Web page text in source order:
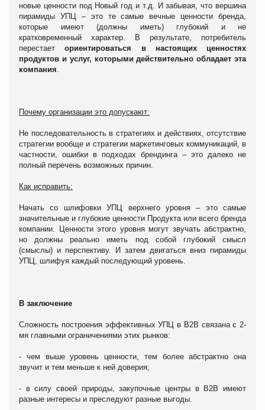
новые ценности под Новый год и т.д. И забывая, что вершина
пирамиды УПЦ – это те самые вечные ценности бренда,
которые имеют (должны иметь) глубокий и не
кратковременный характер. В результате, потребитель
перестаеториентироваться в настоящих ценностях
продуктов и услуг, которыми действительно обладает эта
компания
Почему организации это допускают:
Не последовательность в стратегиях и действиях, отсутствие
стратегии вообще и стратегии маркетинговых коммуникаций, в
частности, ошибки в подходах брендинга – это далеко не
полный перечень возможных причин.
Как исправить:
Начать со шлифовки УПЦ верхнего уровня – это самые
значительные и глубокие ценности Продукта или всего бренда
компании. Ценности этого уровня могут звучать абстрактно,
но должны реально иметь под собой глубокий смысл
(смыслы) и перспективу. И затем двигаться вниз пирамиды
УПЦ, шлифуя каждый последующий уровень.
В заключение
Сложность построения эффективных УПЦ в В2В связана с 2-
мя главными ограничениями этих рынков:
- чем выше уровень ценности, тем более абстрактно она
звучит и тем меньше к ней доверия;
- в силу своей природы, закупочные центры в В2В имеют
разные интересы и преследуют разные выгоды.